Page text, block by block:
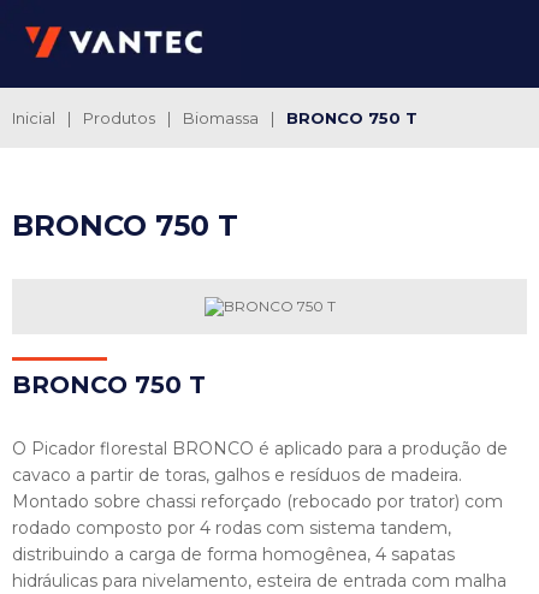
Inicial | Produtos | Biomassa | BRONCO 750 T
BRONCO 750 T
BRONCO 750 T
O Picador florestal BRONCO é aplicado para a produção de
cavaco a partir de toras, galhos e resíduos de madeira.
Montado sobre chassi reforçado (rebocado por trator) com
rodado composto por 4 rodas com sistema tandem,
distribuindo a carga de forma homogênea, 4 sapatas
hidráulicas para nivelamento, esteira de entrada com malha